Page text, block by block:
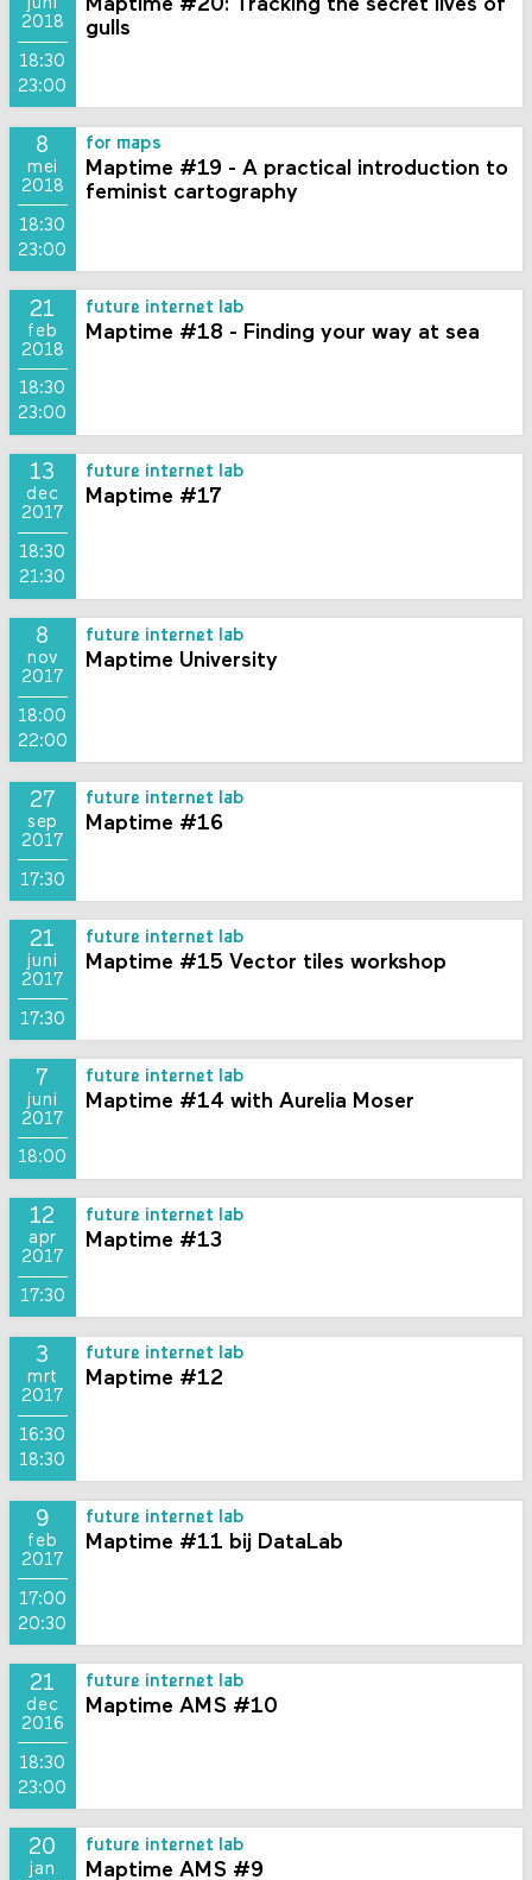
juni
2018
18:30
23:00
Maptime #20: Tracking the secret lives of
gulls
8
mei
2018
18:30
23:00
for maps
Maptime #19 - A practical introduction to
feminist cartography
21
feb
2018
18:30
23:00
future internet lab
Maptime #18 - Finding your way at sea
13
dec
2017
18:30
21:30
future internet lab
Maptime #17
8
nov
2017
18:00
22:00
future internet lab
Maptime University
27
sep
2017
17:30
future internet lab
Maptime #16
21
juni
2017
17:30
future internet lab
Maptime #15 Vector tiles workshop
7
juni
2017
18:00
future internet lab
Maptime #14 with Aurelia Moser
12
apr
2017
17:30
future internet lab
Maptime #13
3
mrt
2017
16:30
18:30
future internet lab
Maptime #12
9
feb
2017
17:00
20:30
future internet lab
Maptime #11 bij DataLab
21
dec
2016
18:30
23:00
future internet lab
Maptime AMS #10
20
jan
future internet lab
Maptime AMS #9